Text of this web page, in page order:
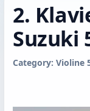
2.
Suzuki
Category: Violine